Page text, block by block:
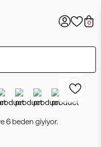
0
6 beden giyiyor.